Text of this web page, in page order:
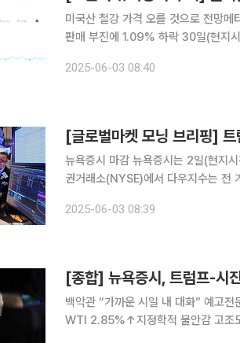
미국산 철강 가격 오를 것으로 전망
판매 부진에 1.09% 하락 30일(현지시간) 뉴욕증시에서 주목할 만한 종목은 클리블랜드-클리프스,
드 트럼프 미국 대통령이 외국산 철강
2025-06-03 08:40
뉴욕증시 마감 뉴욕증시는 2일(현지시간) 무역을 둘러싼 긴장감이 다소 걷히면서 상승했다. 뉴욕증
권거래소(NYSE)에서 다우지수는
128.85포인트(0.67%) 뛴 1만9242
2025-06-03 08:39
백악관 “가까운 시일 내 대화” 예고
WTI 2.85%↑지정학적 불안감 고조도 유가 상승 압력 뉴욕증시